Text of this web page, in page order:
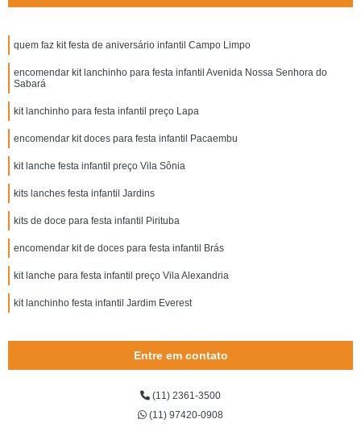
quem faz kit festa de aniversário infantil Campo Limpo
encomendar kit lanchinho para festa infantil Avenida Nossa Senhora do
Sabará
kit lanchinho para festa infantil preço Lapa
encomendar kit doces para festa infantil Pacaembu
kit lanche festa infantil preço Vila Sônia
kits lanches festa infantil Jardins
kits de doce para festa infantil Pirituba
encomendar kit de doces para festa infantil Brás
kit lanche para festa infantil preço Vila Alexandria
kit lanchinho festa infantil Jardim Everest
Entre em contato
(11) 2361-3500
(11) 97420-0908